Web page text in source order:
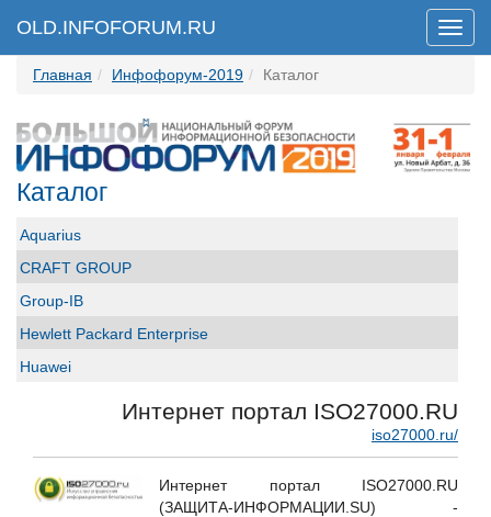
Меню
OLD.INFOFORUM.RU
Главная Инфофорум-2019 Каталог
Каталог
Aquarius
CRAFT GROUP
Group-IB
Hewlett Packard Enterprise
Huawei
Positive Technologies
Интернет портал ISO27000.RU
iso27000.ru/
Интернет портал ISO27000.RU
(ЗАЩИТА-ИНФОРМАЦИИ.SU) -